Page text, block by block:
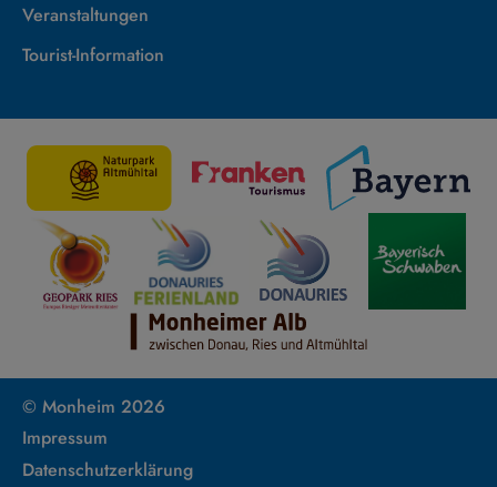
Veranstaltungen
Tourist-Information
© Monheim 2026
Impressum
Datenschutzerklärung